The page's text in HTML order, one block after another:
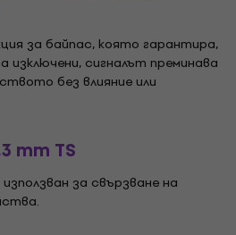
за байпас, която гарантира,
сигналът преминава
без влияние или
mm TS
за свързване на